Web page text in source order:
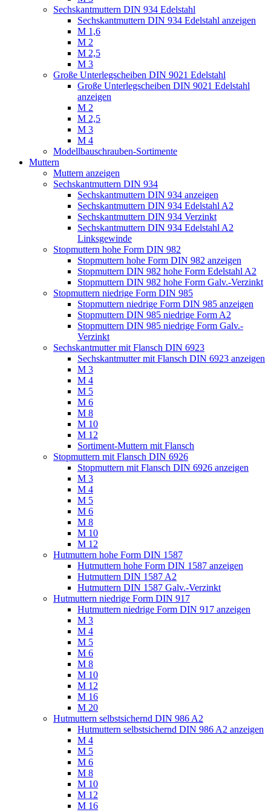
Sechskantmuttern DIN 934 Edelstahl
Sechskantmuttern DIN 934 Edelstahl anzeigen
M 1,6
M 2
M 2,5
M 3
Große Unterlegscheiben DIN 9021 Edelstahl
Große Unterlegscheiben DIN 9021 Edelstahl
anzeigen
M 2
M 2,5
M 3
M 4
Modellbauschrauben-Sortimente
Muttern
Muttern anzeigen
Sechskantmuttern DIN 934
Sechskantmuttern DIN 934 anzeigen
Sechskantmuttern DIN 934 Edelstahl A2
Sechskantmuttern DIN 934 Verzinkt
Sechskantmuttern DIN 934 Edelstahl A2
Linksgewinde
Stopmuttern hohe Form DIN 982
Stopmuttern hohe Form DIN 982 anzeigen
Stopmuttern DIN 982 hohe Form Edelstahl A2
Stopmuttern DIN 982 hohe Form Galv.-Verzinkt
Stopmuttern niedrige Form DIN 985
Stopmuttern niedrige Form DIN 985 anzeigen
Stopmuttern DIN 985 niedrige Form A2
Stopmuttern DIN 985 niedrige Form Galv.-
Verzinkt
Sechskantmutter mit Flansch DIN 6923
Sechskantmutter mit Flansch DIN 6923 anzeigen
M 3
M 4
M 5
M 6
M 8
M 10
M 12
Sortiment-Muttern mit Flansch
Stopmuttern mit Flansch DIN 6926
Stopmuttern mit Flansch DIN 6926 anzeigen
M 3
M 4
M 5
M 6
M 8
M 10
M 12
Hutmuttern hohe Form DIN 1587
Hutmuttern hohe Form DIN 1587 anzeigen
Hutmuttern DIN 1587 A2
Hutmuttern DIN 1587 Galv.-Verzinkt
Hutmuttern niedrige Form DIN 917
Hutmuttern niedrige Form DIN 917 anzeigen
M 3
M 4
M 5
M 6
M 8
M 10
M 12
M 16
M 20
Hutmuttern selbstsichernd DIN 986 A2
Hutmuttern selbstsichernd DIN 986 A2 anzeigen
M 4
M 5
M 6
M 8
M 10
M 12
M 16